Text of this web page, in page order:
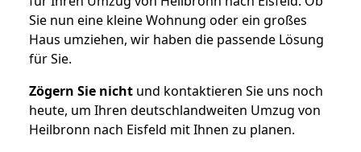
Sie nun eine kleine Wohnung oder ein großes
Haus umziehen, wir haben die passende Lösung
für Sie.
Zögern Sie nicht und kontaktieren Sie uns noch
heute, um Ihren deutschlandweiten Umzug von
Heilbronn nach Eisfeld mit Ihnen zu planen.